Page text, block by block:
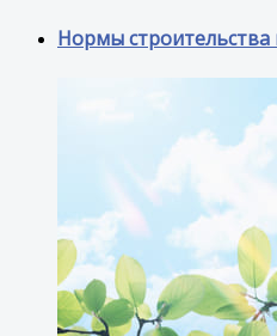
Нормы строительства